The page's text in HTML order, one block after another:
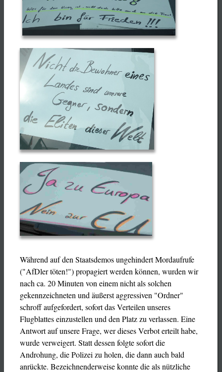
Während auf den Staatsdemos ungehindert Mordaufrufe
("AfDler töten!") propagiert werden können, wurden wir
nach ca. 20 Minuten von einem nicht als solchen
gekennzeichneten und äußerst aggressiven "Ordner"
schroff aufgefordert, sofort das Verteilen unseres
Flugblattes einzustellen und den Platz zu verlassen. Eine
Antwort auf unsere Frage, wer dieses Verbot erteilt habe,
wurde verweigert. Statt dessen folgte sofort die
Androhung, die Polizei zu holen, die dann auch bald
anrückte. Bezeichnenderweise konnte die als nützliche